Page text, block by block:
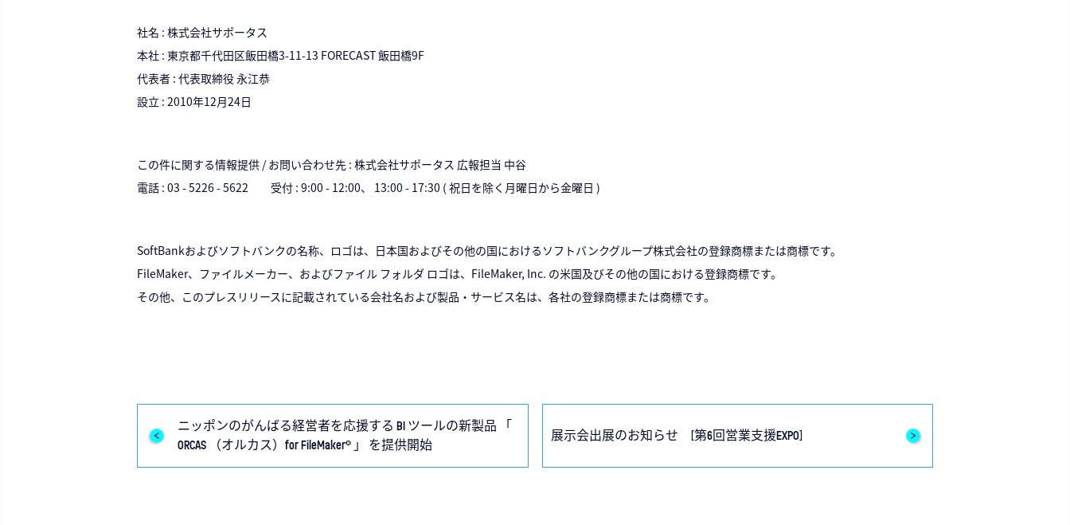
社名 : 株式会社サポータス
本社 : 東京都千代田区飯田橋3-11-13 FORECAST 飯田橋9F
代表者 : 代表取締役 永江恭
設立 : 2010年12月24日
この件に関する情報提供 / お問い合わせ先 : 株式会社サポータス 広報担当 中谷
電話 : 03 - 5226 - 5622 受付 : 9:00 - 12:00、 13:00 - 17:30 ( 祝日を除く月曜日から金曜日 )
SoftBankおよびソフトバンクの名称、ロゴは、日本国およびその他の国におけるソフトバンクグループ株式会社の登録商標または商標です。
FileMaker、ファイルメーカー、およびファイル フォルダ ロゴは、FileMaker, Inc. の米国及びその他の国における登録商標です。
その他、このプレスリリースに記載されている会社名および製品・サービス名は、各社の登録商標または商標です。
ニッポンのがんばる経営者を応援する BI ツールの新製品 「
ORCAS （オルカス）for FileMaker®︎ 」 を提供開始
展示会出展のお知らせ [第6回営業支援EXPO]